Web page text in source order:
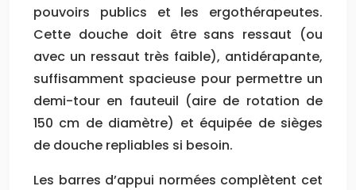
pouvoirs publics et les ergothérapeutes.
Cette douche doit être sans ressaut (ou
avec un ressaut très faible), antidérapante,
suffisamment spacieuse pour permettre un
demi-tour en fauteuil (aire de rotation de
150 cm de diamètre) et équipée de sièges
de douche repliables si besoin.
Les barres d’appui normées complètent cet